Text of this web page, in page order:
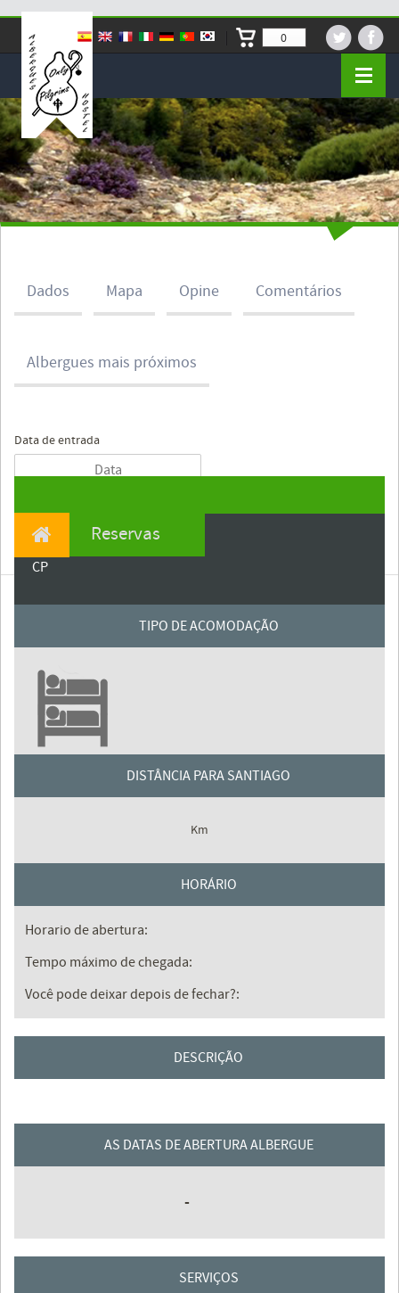
0
Dados Mapa Opine Comentários
Albergues mais próximos
Data de entrada
Reservas
CP
TIPO DE ACOMODAÇÃO
DISTÂNCIA PARA SANTIAGO
Km
HORÁRIO
Horario de abertura:
Tempo máximo de chegada:
Você pode deixar depois de fechar?:
DESCRIÇÃO
AS DATAS DE ABERTURA ALBERGUE
-
SERVIÇOS